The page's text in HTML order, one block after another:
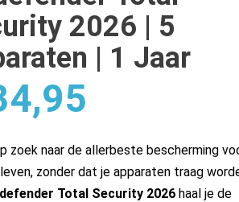
2026 | 5
| 1 Jaar
zoek naar de allerbeste bescherming
zonder dat je apparaten traag
Total Security 2026haal je de